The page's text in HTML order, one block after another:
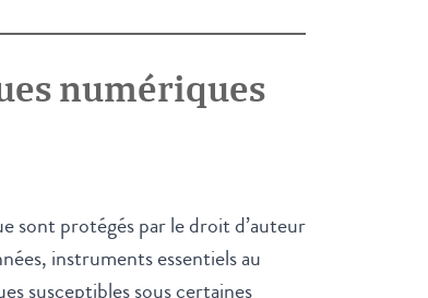
numériques
sont protégés par le droit d’auteur
instruments essentiels au
susceptibles sous certaines